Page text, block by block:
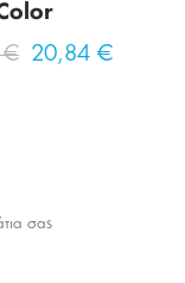
€ 20,84 €